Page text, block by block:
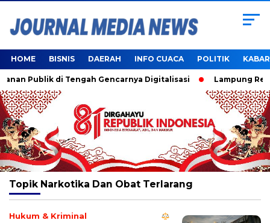
HOME BISNIS DAERAH INFO CUACA POLITIK
Publik di Tengah Gencarnya Digitalisasi Lampung Resmi
Topik Narkotika Dan Obat Terlarang
Hukum & Kriminal